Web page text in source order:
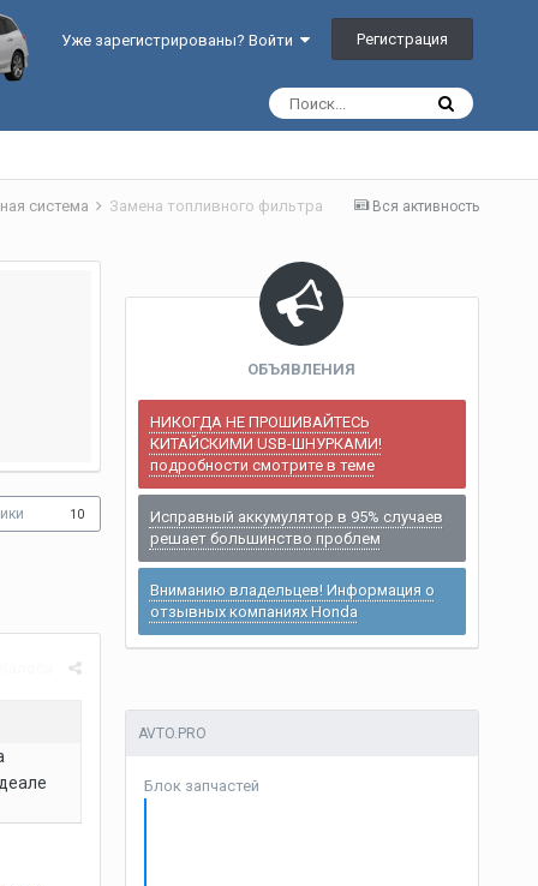
Уже зарегистрированы? Войти Регистрация
Вся активность
система Замена топливного фильтра
10
ОБЪЯВЛЕНИЯ
НИКОГДА НЕ ПРОШИВАЙТЕСЬ
КИТАЙСКИМИ USB-ШНУРКАМИ!
подробности смотрите в теме
Исправный аккумулятор в 95% случаев
решает большинство проблем
Вниманию владельцев! Информация о
отзывных компаниях Honda
AVTO.PRO
Блок запчастей